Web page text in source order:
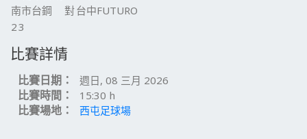
南市台鋼 對台中FUTURO
23
比賽詳情
比賽日期： 週日, 08 三月 2026
比賽時間： 15:30 h
比賽場地： 西屯足球場